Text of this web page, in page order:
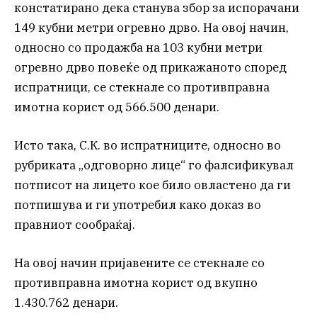
констатирано дека станува збор за испорачани
149 кубни метри огревно дрво. На овој начин,
односно со продажба на 103 кубни метри
огревно дрво повеќе од прикажаното според
испратници, се стекнале со противправна
имотна корист од 566.500 денари.
Исто така, С.К. во испратниците, односно во
рубриката „одговорно лице“ го фалсификувал
потписот на лицето кое било овластено да ги
потпишува и ги употребил како доказ во
правниот сообраќај.
На овој начин пријавените се стекнале со
противправна имотна корист од вкупно
1.430.762 денари.